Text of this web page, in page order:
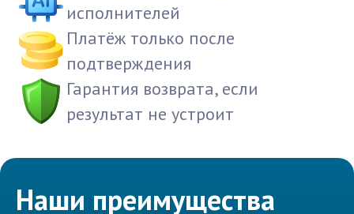
исполнителей
Платёж только после
подтверждения
Гарантия возврата, если
результат не устроит
Наши преимущества